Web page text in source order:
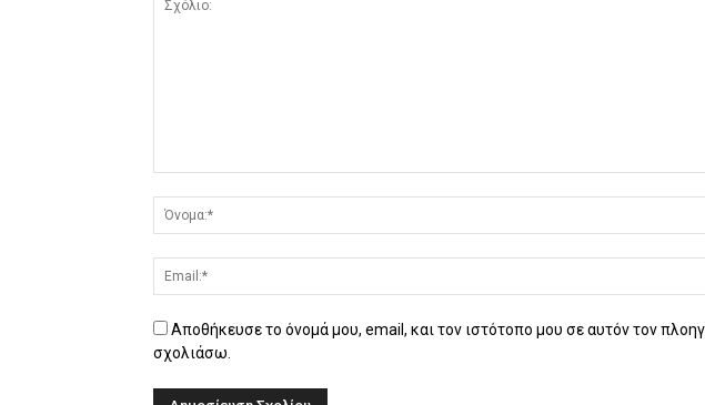
Αποθήκευσε το όνομά μου, email, και τον ιστότοπο μου σε αυτόν τον
σχολιάσω.